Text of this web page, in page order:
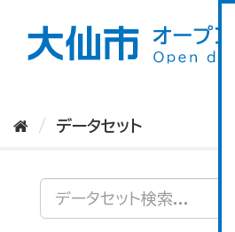
データセット